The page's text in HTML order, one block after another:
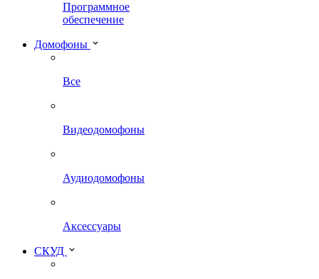
Программное
обеспечение
Домофоны
Все
Видеодомофоны
Аудиодомофоны
Аксессуары
СКУД